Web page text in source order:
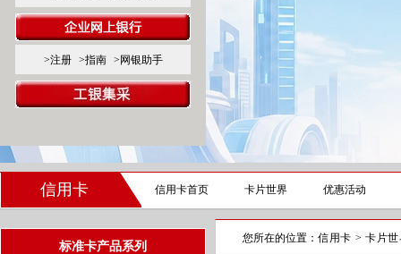
>注册 >指南 >网银助手
信用卡 信用卡首页 卡片世界 优惠活动
标准卡产品系列
您所在的位置： 信用卡 > 卡片